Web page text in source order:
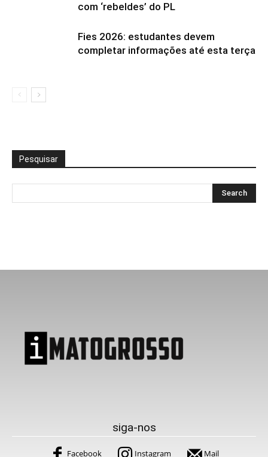
com ‘rebeldes’ do PL
Fies 2026: estudantes devem
completar informações até esta terça
Pesquisar
siga-nos
Facebook Instagram Mail